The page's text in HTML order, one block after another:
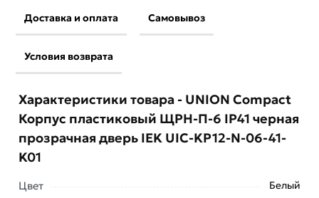
Доставка и оплата Самовывоз
Условия возврата
Характеристики товара - UNION Compact
Корпус пластиковый ЩРН-П-6 IP41 черная
прозрачная дверь IEK UIC-KP12-N-06-41-
K01
Цвет Белый